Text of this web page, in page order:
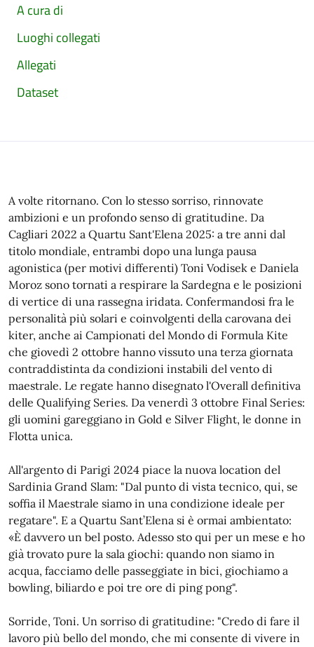
A cura di
Luoghi collegati
Allegati
Dataset
A volte ritornano. Con lo stesso sorriso, rinnovate
ambizioni e un profondo senso di gratitudine. Da
Cagliari 2022 a Quartu Sant'Elena 2025: a tre anni dal
titolo mondiale, entrambi dopo una lunga pausa
agonistica (per motivi differenti) Toni Vodisek e Daniela
Moroz sono tornati a respirare la Sardegna e le posizioni
di vertice di una rassegna iridata. Confermandosi fra le
personalità più solari e coinvolgenti della carovana dei
kiter, anche ai Campionati del Mondo di Formula Kite
che giovedì 2 ottobre hanno vissuto una terza giornata
contraddistinta da condizioni instabili del vento di
maestrale. Le regate hanno disegnato l'Overall definitiva
delle Qualifying Series. Da venerdì 3 ottobre Final Series:
gli uomini gareggiano in Gold e Silver Flight, le donne in
Flotta unica.
All'argento di Parigi 2024 piace la nuova location del
Sardinia Grand Slam: "Dal punto di vista tecnico, qui, se
soffia il Maestrale siamo in una condizione ideale per
regatare". E a Quartu Sant’Elena si è ormai ambientato:
«È davvero un bel posto. Adesso sto qui per un mese e ho
già trovato pure la sala giochi: quando non siamo in
acqua, facciamo delle passeggiate in bici, giochiamo a
bowling, biliardo e poi tre ore di ping pong".
Sorride, Toni. Un sorriso di gratitudine: "Credo di fare il
lavoro più bello del mondo, che mi consente di vivere in